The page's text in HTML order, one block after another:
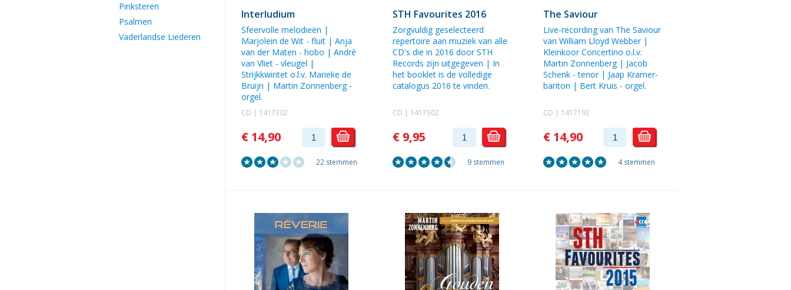
Pinksteren
Psalmen
Vaderlandse Liederen
Interludium
Sfeervolle melodieën |
Marjolein de Wit - fluit |Anja
van der Maten - hobo |André
van Vliet - vleugel |
Strijkkwintet o.l.v. Marieke de
Bruijn | Martin Zonnenberg-
orgel.
CD | 1417302
€ 14,90
22 stemmen
STH Favourites 2016
Zorgvuldig geselecteerd
repertoire aan muziek van alle
CD's die in 2016 door STH
Records zijn uitgegeven | In
het booklet is de volledige
catalogus 2016 te vinden.
CD | 1417502
€ 9,95
9 stemmen
The Saviour
Live-recording van The Saviour
van William Lloyd Webber |
Kleinkoor Concertino o.l.v.
Martin Zonnenberg| Jacob
Schenk- tenor | Jaap Kramer-
bariton | Bert Kruis - orgel.
CD | 1417192
€ 14,90
4 stemmen